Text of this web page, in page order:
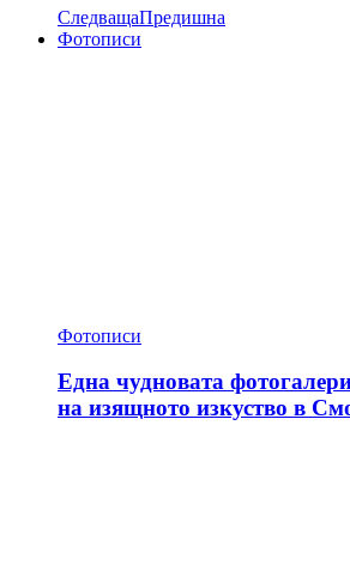
СледващаПредишна
Фотописи
Фотописи
Една чудновата
на изящното изкуство в